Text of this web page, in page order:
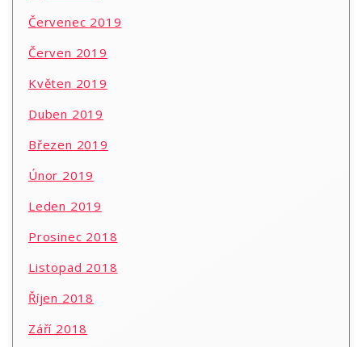
Červenec 2019
Červen 2019
Květen 2019
Duben 2019
Březen 2019
Únor 2019
Leden 2019
Prosinec 2018
Listopad 2018
Říjen 2018
Září 2018